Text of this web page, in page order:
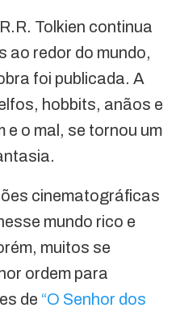
Tolkien continua
ao redor do mundo,
foi publicada. A
hobbits, anãos e
e o mal, se tornou um
cinematográficas
mundo rico e
muitos se
ordem para
de “O Senhor dos